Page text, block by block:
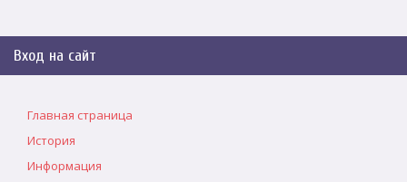
Вход на сайт
Главная страница
История
Информация